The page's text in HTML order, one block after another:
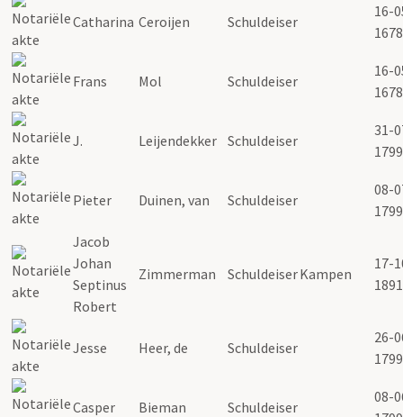
Catharina Ceroijen Schuldeiser
16-
1678
Frans Mol Schuldeiser
16-
1678
J. Leijendekker Schuldeiser
31-
1799
Pieter Duinen, van Schuldeiser
08-
1799
Jacob
Johan
Septinus
Robert
Zimmerman SchuldeiserKampen
17-
1891
Jesse Heer, de Schuldeiser
26-
1799
Casper Bieman Schuldeiser
08-